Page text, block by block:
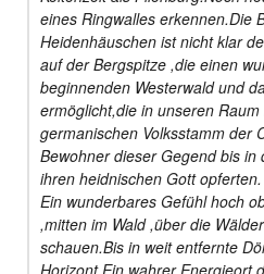
eines Ringwalles erkennen.Die
Heidenhäuschen ist nicht klar
auf der Bergspitze ,die einen
beginnenden Westerwald und
ermöglicht,die in unseren
germanischen Volksstamm der
Bewohner dieser Gegend bis
ihren heidnischen Gott opferten.
Ein wunderbares Gefühl hoch
,mitten im Wald ,über die
schauen.Bis in weit entfernte
Horizont.Ein wahrer Energieort